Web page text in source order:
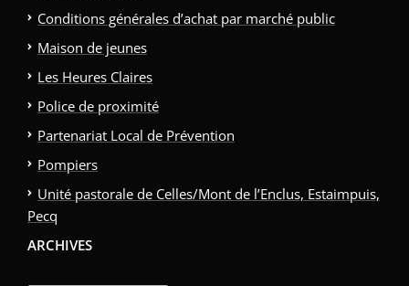
Conditions générales d’achat par marché public
Maison de jeunes
Les Heures Claires
Police de proximité
Partenariat Local de Prévention
Pompiers
Unité pastorale de Celles/Mont de l’Enclus, Estaimpuis,
Pecq
ARCHIVES